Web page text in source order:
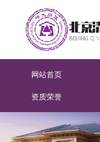
网站首页
资质荣誉